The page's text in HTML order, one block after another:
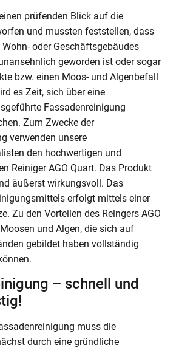
prüfenden Blick auf die
und mussten feststellen, dass
oder Geschäftsgebäudes
geworden ist oder sogar
bzw. einen Moos- und Algenbefall
es Zeit, sich über eine
Fassadenreinigung
Zum Zwecke der
verwenden unsere
den hochwertigen und
Reiniger AGO Quart. Das Produkt
äußerst wirkungsvoll. Das
erfolgt mittels einer
Zu den Vorteilen des Reingers AGO
und Algen, die sich auf
gebildet haben vollständig
– schnell und
muss die
durch eine gründliche